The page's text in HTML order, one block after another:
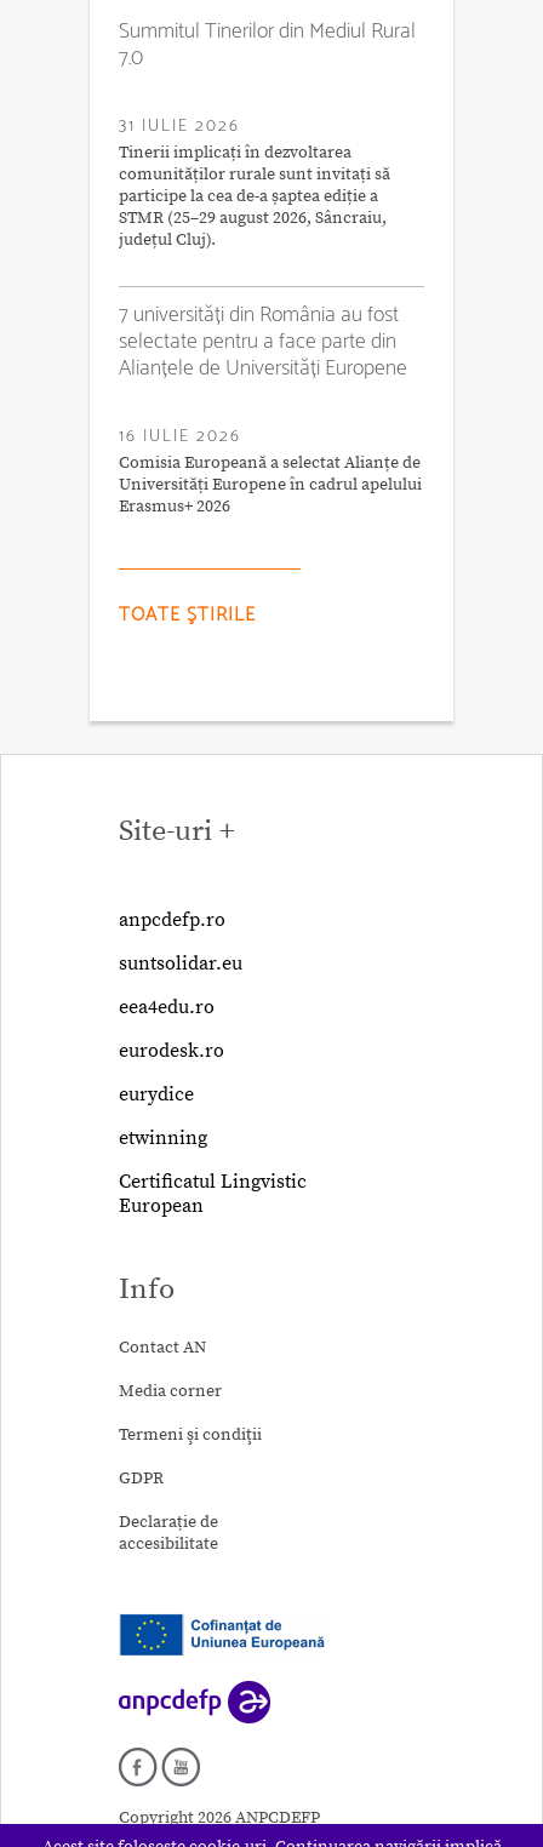
Summitul Tinerilor din Mediul Rural
7.0
31 IULIE 2026
Tinerii implicați în dezvoltarea
comunităților rurale sunt invitați să
participe la cea de-a șaptea ediție a
STMR (25–29 august 2026, Sâncraiu,
județul Cluj).
7 universități din România au fost
selectate pentru a face parte din
Alianțele de Universități Europene
16 IULIE 2026
Comisia Europeană a selectat Alianțe de
Universități Europene în cadrul apelului
Erasmus+ 2026
TOATE ŞTIRILE
Site-uri +
anpcdefp.ro
suntsolidar.eu
eea4edu.ro
eurodesk.ro
eurydice
etwinning
Certificatul Lingvistic
European
Info
Contact AN
Media corner
Termeni şi condiţii
GDPR
Declarație de
accesibilitate
Copyright 2026 ANPCDEFP